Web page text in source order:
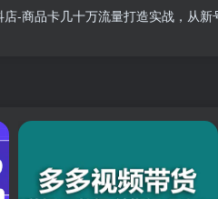
店-商品卡几十万流量打造实战，从新